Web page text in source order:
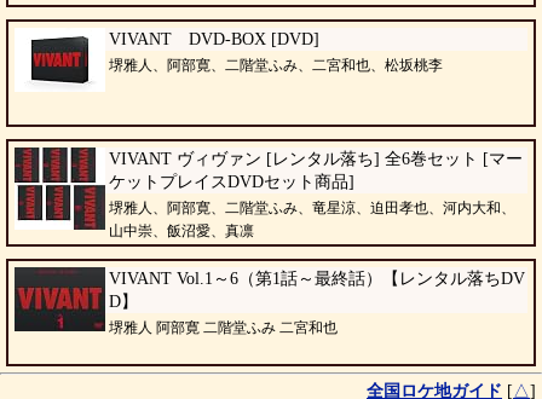
VIVANT DVD-BOX [DVD]
堺雅人、阿部寛、二階堂ふみ、二宮和也、松坂桃李
VIVANT ヴィヴァン [レンタル落ち] 全6巻セット [マー
ケットプレイスDVDセット商品]
堺雅人、阿部寛、二階堂ふみ、竜星涼、迫田孝也、河内大和、
山中崇、飯沼愛、真凛
VIVANT Vol.1～6（第1話～最終話）【レンタル落ちDV
D】
堺雅人 阿部寛 二階堂ふみ 二宮和也
全国ロケ地ガイド [ △]